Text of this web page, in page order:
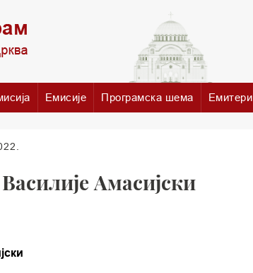
Емисије Програмска шема Емитери
Амасијски